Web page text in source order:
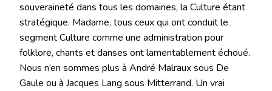
souveraineté dans tous les domaines, la Culture étant
stratégique. Madame, tous ceux qui ont conduit le
segment Culture comme une administration pour
folklore, chants et danses ont lamentablement échoué.
Nous n’en sommes plus à André Malraux sous De
Gaule ou à Jacques Lang sous Mitterrand. Un vrai